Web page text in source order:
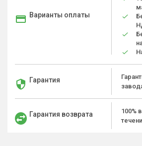
Варианты оплаты
Гарантия
Гарантия возврата
100%